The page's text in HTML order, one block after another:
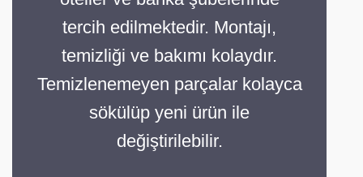
tercih edilmektedir. Montajı,
temizliği ve bakımı kolaydır.
Temizlenemeyen parçalar kolayca
sökülüp yeni ürün ile
değiştirilebilir.